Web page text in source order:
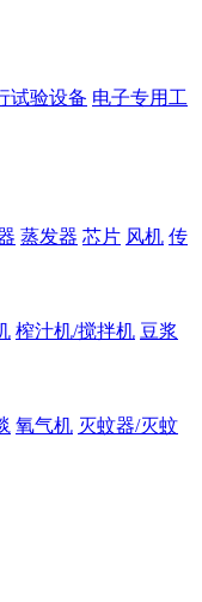
试验设备 电子专用工
蒸发器 芯片 风机 传
榨汁机/搅拌机 豆浆
氧气机 灭蚊器/灭蚊